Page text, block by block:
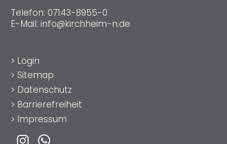
Telefon: 07143-8955-0
E-Mail: info@kirchheim-n.de
> Login
> Sitemap
> Datenschutz
> Barrierefreiheit
> Impressum